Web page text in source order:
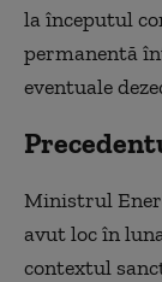
la începutul
permanentă
eventuale
Ministrul
avut loc în
contextul